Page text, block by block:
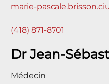
marie-
(418) 871-8701
Dr Jean-
Médecin